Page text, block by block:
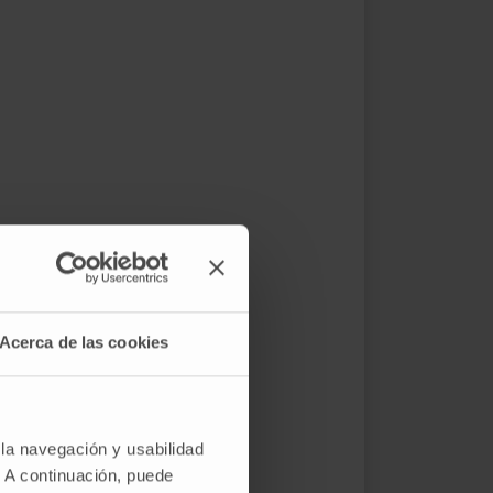
Acerca de las cookies
navegación y usabilidad
continuación, puede